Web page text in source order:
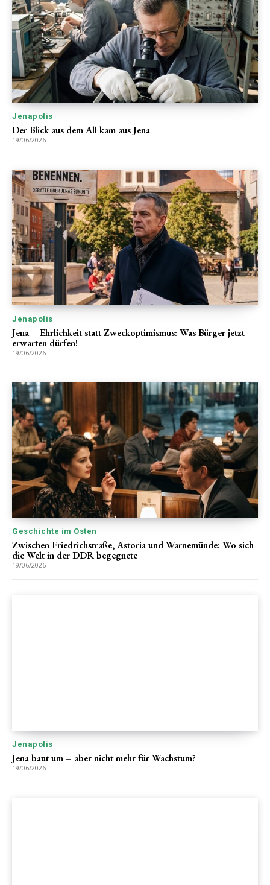
Jenapolis
Der Blick aus dem All kam aus Jena
19/06/2026
Jenapolis
Jena – Ehrlichkeit statt Zweckoptimismus: Was Bürger jetzt
erwarten dürfen!
19/06/2026
Geschichte im Osten
Zwischen Friedrichstraße, Astoria und Warnemünde: Wo sich
die Welt in der DDR begegnete
19/06/2026
Jenapolis
Jena baut um – aber nicht mehr für Wachstum?
19/06/2026